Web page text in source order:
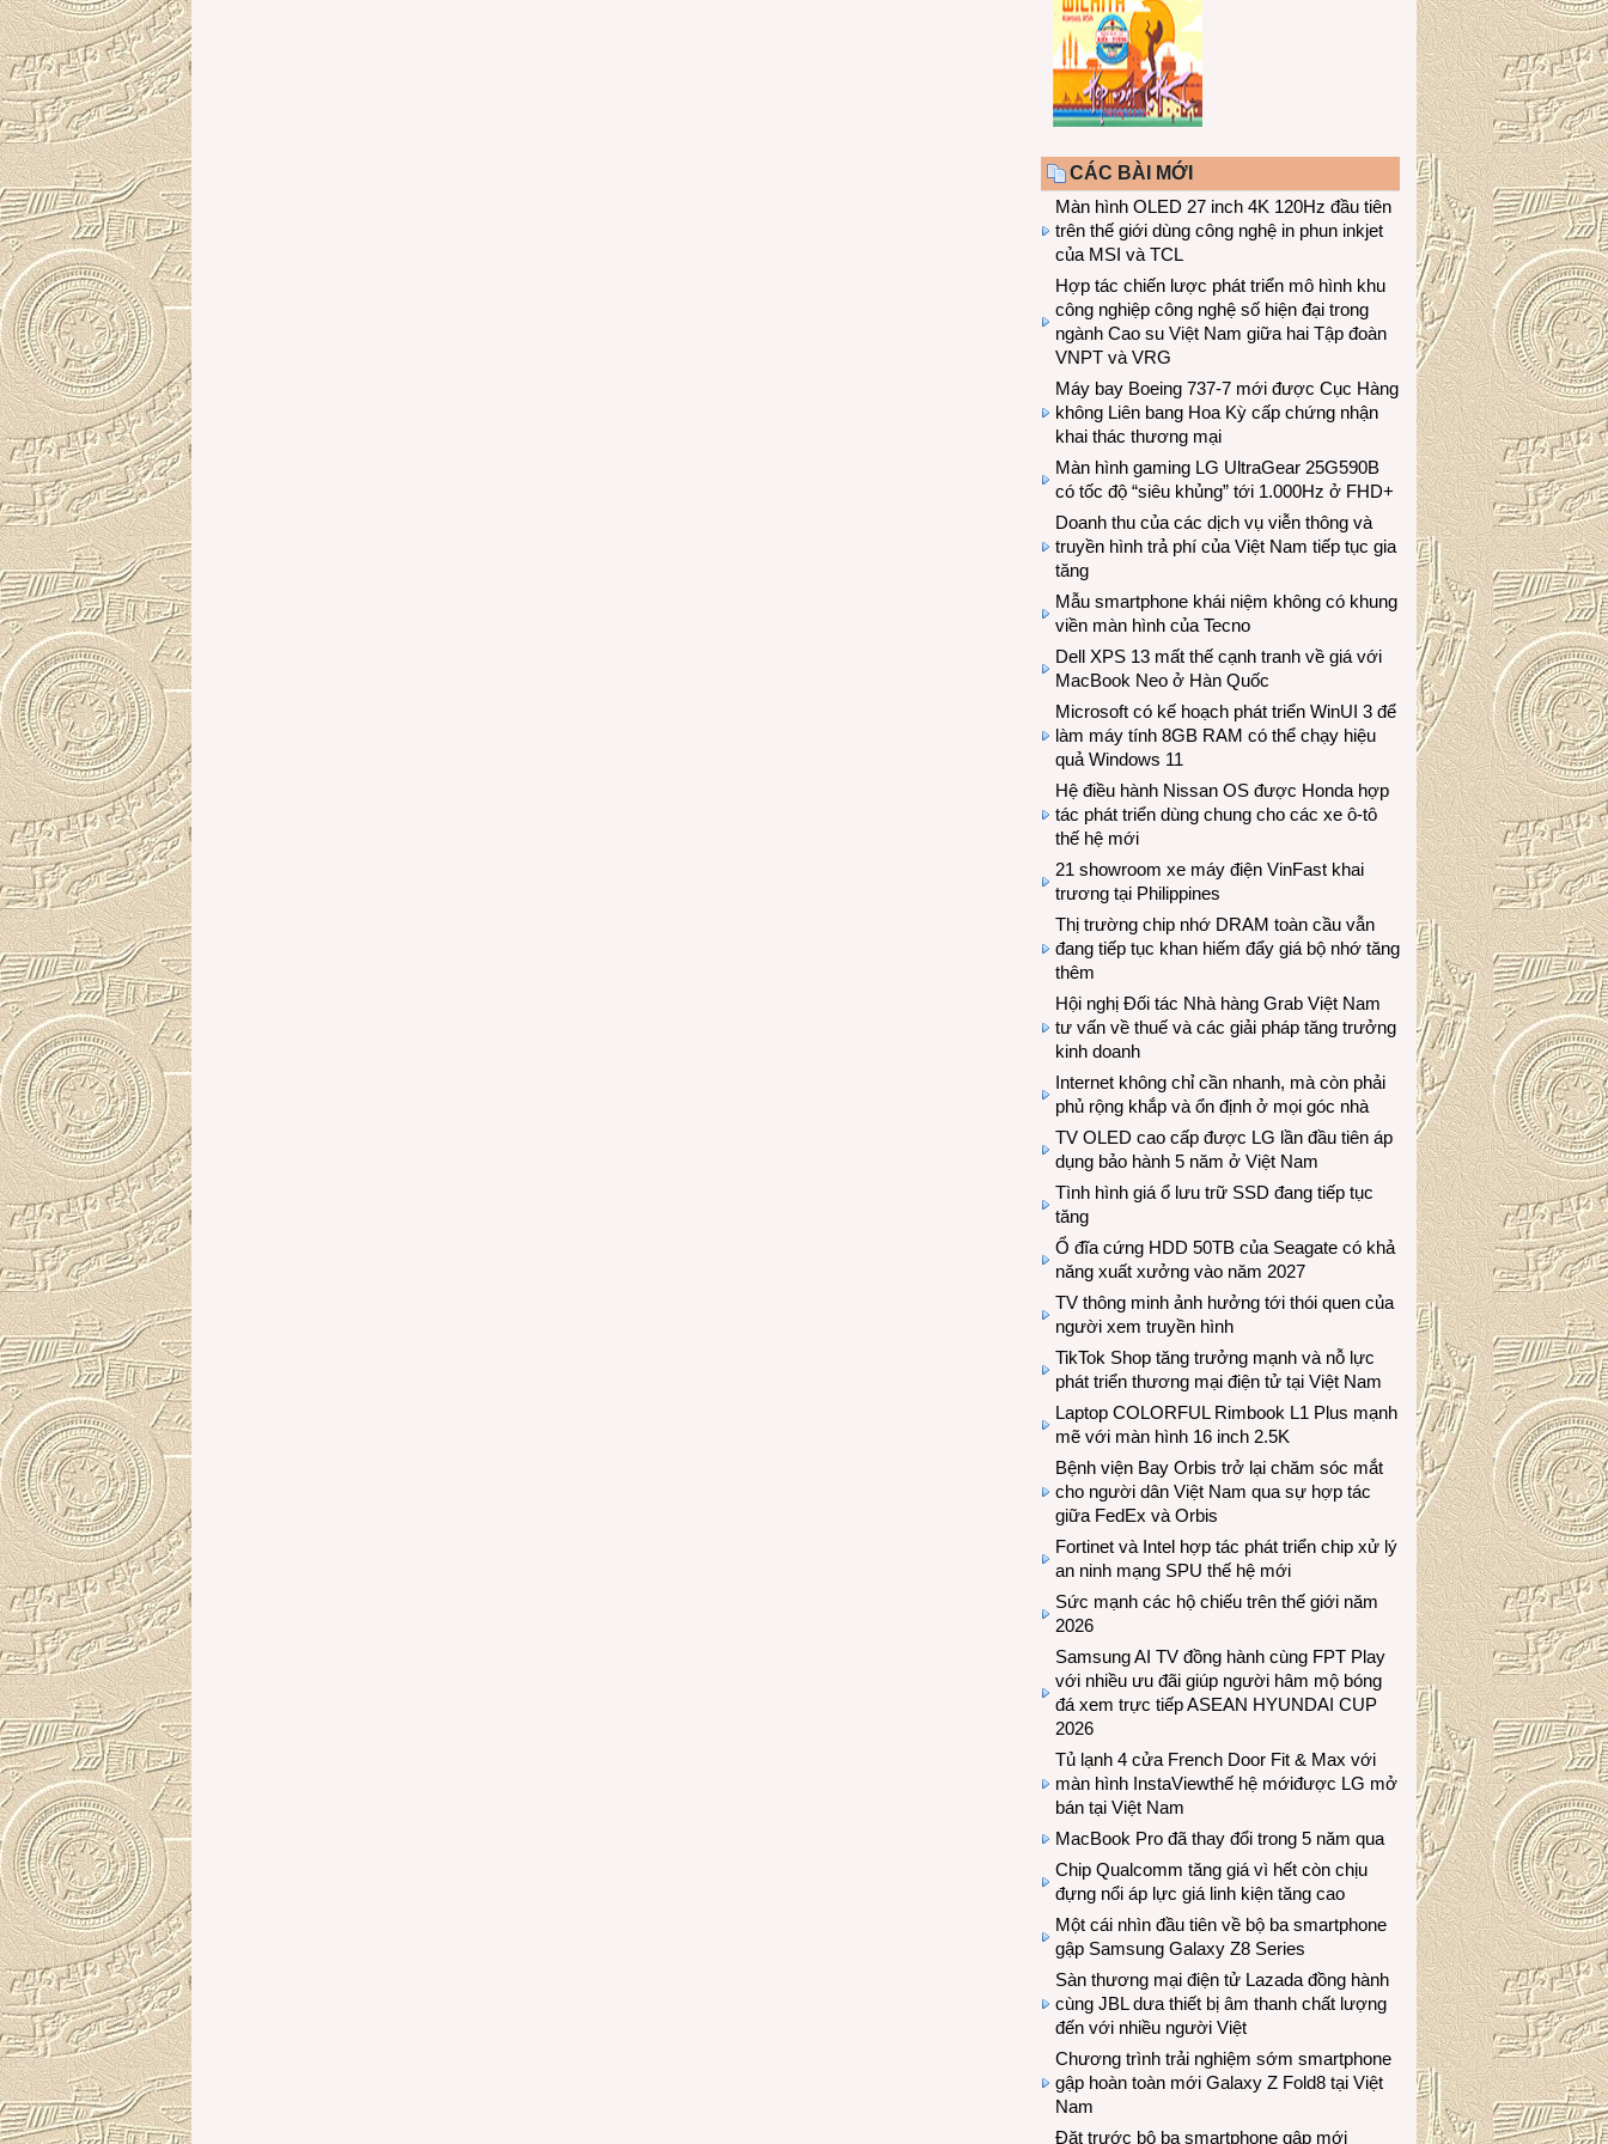
CÁC BÀI MỚI
Màn hình OLED 27 inch 4K 120Hz đầu tiên
trên thế giới dùng công nghệ in phun inkjet
của MSI và TCL
Hợp tác chiến lược phát triển mô hình khu
công nghiệp công nghệ số hiện đại trong
ngành Cao su Việt Nam giữa hai Tập đoàn
VNPT và VRG
Máy bay Boeing 737-7 mới được Cục Hàng
không Liên bang Hoa Kỳ cấp chứng nhận
khai thác thương mại
Màn hình gaming LG UltraGear 25G590B
có tốc độ “siêu khủng” tới 1.000Hz ở FHD+
Doanh thu của các dịch vụ viễn thông và
truyền hình trả phí của Việt Nam tiếp tục gia
tăng
Mẫu smartphone khái niệm không có khung
viền màn hình của Tecno
Dell XPS 13 mất thế cạnh tranh về giá với
MacBook Neo ở Hàn Quốc
Microsoft có kế hoạch phát triển WinUI 3 để
làm máy tính 8GB RAM có thể chạy hiệu
quả Windows 11
Hệ điều hành Nissan OS được Honda hợp
tác phát triển dùng chung cho các xe ô-tô
thế hệ mới
21 showroom xe máy điện VinFast khai
trương tại Philippines
Thị trường chip nhớ DRAM toàn cầu vẫn
đang tiếp tục khan hiếm đẩy giá bộ nhớ tăng
thêm
Hội nghị Đối tác Nhà hàng Grab Việt Nam
tư vấn về thuế và các giải pháp tăng trưởng
kinh doanh
Internet không chỉ cần nhanh, mà còn phải
phủ rộng khắp và ổn định ở mọi góc nhà
TV OLED cao cấp được LG lần đầu tiên áp
dụng bảo hành 5 năm ở Việt Nam
Tình hình giá ổ lưu trữ SSD đang tiếp tục
tăng
Ổ đĩa cứng HDD 50TB của Seagate có khả
năng xuất xưởng vào năm 2027
TV thông minh ảnh hưởng tới thói quen của
người xem truyền hình
TikTok Shop tăng trưởng mạnh và nỗ lực
phát triển thương mại điện tử tại Việt Nam
Laptop COLORFUL Rimbook L1 Plus mạnh
mẽ với màn hình 16 inch 2.5K
Bệnh viện Bay Orbis trở lại chăm sóc mắt
cho người dân Việt Nam qua sự hợp tác
giữa FedEx và Orbis
Fortinet và Intel hợp tác phát triển chip xử lý
an ninh mạng SPU thế hệ mới
Sức mạnh các hộ chiếu trên thế giới năm
2026
Samsung AI TV đồng hành cùng FPT Play
với nhiều ưu đãi giúp người hâm mộ bóng
đá xem trực tiếp ASEAN HYUNDAI CUP
2026
Tủ lạnh 4 cửa French Door Fit & Max với
màn hình InstaViewthế hệ mớiđược LG mở
bán tại Việt Nam
MacBook Pro đã thay đổi trong 5 năm qua
Chip Qualcomm tăng giá vì hết còn chịu
đựng nổi áp lực giá linh kiện tăng cao
Một cái nhìn đầu tiên về bộ ba smartphone
gập Samsung Galaxy Z8 Series
Sàn thương mại điện tử Lazada đồng hành
cùng JBL dưa thiết bị âm thanh chất lượng
đến với nhiều người Việt
Chương trình trải nghiệm sớm smartphone
gập hoàn toàn mới Galaxy Z Fold8 tại Việt
Nam
Đặt trước bộ ba smartphone gập mới